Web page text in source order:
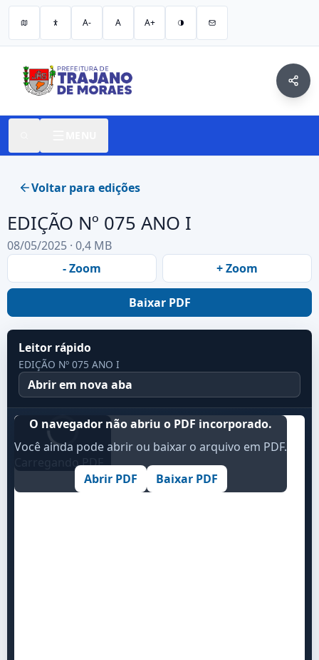
A- A A+
Voltar para edições
EDIÇÃO Nº 075 ANO I
08/05/2025 · 0,4 MB
- Zoom
+ Zoom
Baixar PDF
Leitor rápido
EDIÇÃO Nº 075 ANO I
Abrir em nova aba
Carregando PDF...
O navegador não abriu o PDF incorporado.
Você ainda pode abrir ou baixar o arquivo em PDF.
Abrir PDF Baixar PDF